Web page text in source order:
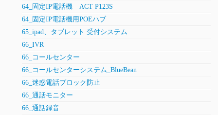
64_固定IP電話機 ACT P123S
64_固定IP電話機用POEハブ
65_ipad、タブレット 受付システム
66_IVR
66_コールセンター
66_コールセンターシステム_BlueBean
66_迷惑電話ブロック防止
66_通話モニター
66_通話録音